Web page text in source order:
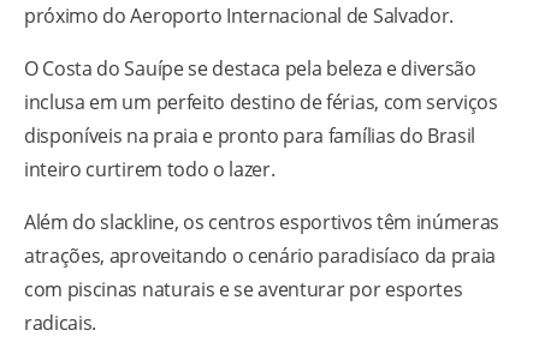
próximo do Aeroporto Internacional de Salvador.
O Costa do Sauípe se destaca pela beleza e diversão
inclusa em um perfeito destino de férias, com serviços
disponíveis na praia e pronto para famílias do Brasil
inteiro curtirem todo o lazer.
Além do slackline, os centros esportivos têm inúmeras
atrações, aproveitando o cenário paradisíaco da praia
com piscinas naturais e se aventurar por esportes
radicais.